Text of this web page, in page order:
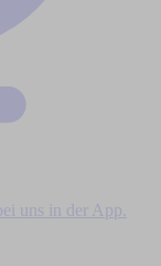
uns in der App.